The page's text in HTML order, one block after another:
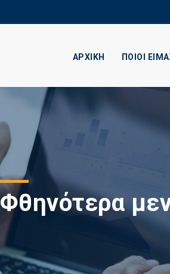
ΑΡΧΙΚΗ ΠΟΙΟΙ
Φθηνότερα